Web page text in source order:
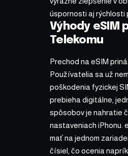
úspornosti aj rýchlosti
Výhody eSIM
Telekomu
Prechod na eSIM
Používatelia sa už
poškodenia fyzickej
prebieha digitálne,
spôsobov je nahratie
nastaveniach iPhonu.
mať na jednom
čísiel, čo ocenia